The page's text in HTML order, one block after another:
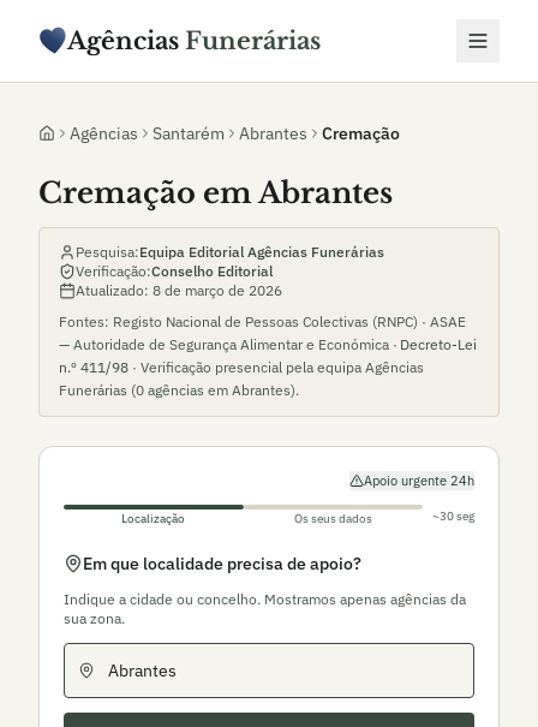
Agências Funerárias
Agências Santarém Abrantes Cremação
Cremação em Abrantes
Pesquisa:Equipa Editorial Agências Funerárias
Verificação:Conselho Editorial
Atualizado: 8 de março de 2026
Fontes: Registo Nacional de Pessoas Colectivas (RNPC) · ASAE
— Autoridade de Segurança Alimentar e Económica · Decreto-Lei
n.º 411/98 · Verificação presencial pela equipa Agências
Funerárias (0 agências em Abrantes).
Apoio urgente 24h
Localização Os seus dados ~30 seg
Em que localidade precisa de apoio?
Indique a cidade ou concelho. Mostramos apenas agências da
sua zona.